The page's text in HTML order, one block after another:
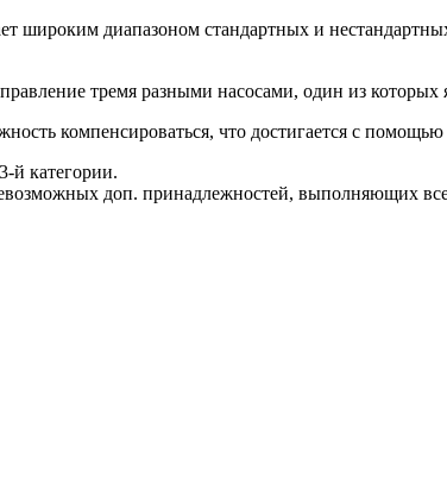
широким диапазоном стандартных и
тремя разными насосами, один из которых
компенсироваться, что достигается с
й категории.
доп. принадлежностей, выполняющих